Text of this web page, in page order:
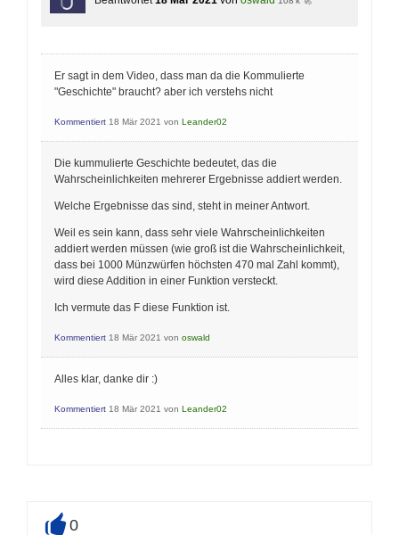
Er sagt in dem Video, dass man da die Kommulierte
"Geschichte" braucht? aber ich verstehs nicht
Kommentiert 18 Mär 2021 von Leander02
Die kummulierte Geschichte bedeutet, das die
Wahrscheinlichkeiten mehrerer Ergebnisse addiert werden.
Welche Ergebnisse das sind, steht in meiner Antwort.
Weil es sein kann, dass sehr viele Wahrscheinlichkeiten
addiert werden müssen (wie groß ist die Wahrscheinlichkeit,
dass bei 1000 Münzwürfen höchsten 470 mal Zahl kommt),
wird diese Addition in einer Funktion versteckt.
Ich vermute das F diese Funktion ist.
Kommentiert 18 Mär 2021 von oswald
Alles klar, danke dir :)
Kommentiert 18 Mär 2021 von Leander02
0